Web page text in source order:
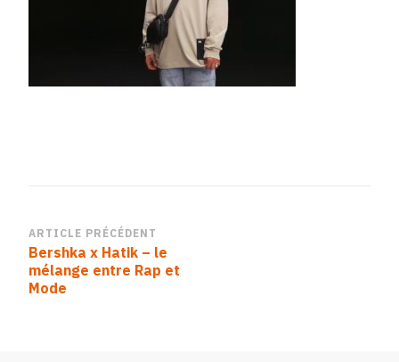
Navigation
d’article
ARTICLE PRÉCÉDENT
Bershka x Hatik – le
mélange entre Rap et
Mode